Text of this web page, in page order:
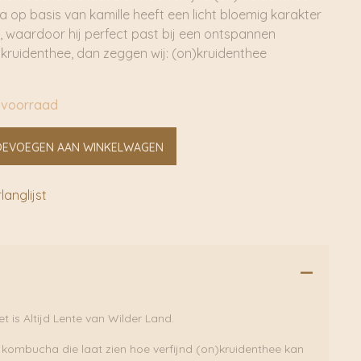
op basis van kamille heeft een licht bloemig karakter
waardoor hij perfect past bij een ontspannen
dan zeggen wij: (on)kruidenthee
AAN WINKELWAGEN
is Altijd Lente van Wilder Land.
die laat zien hoe verfijnd (on)kruidenthee kan